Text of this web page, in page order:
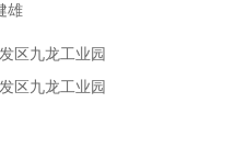
雄
区九龙工业园
区九龙工业园